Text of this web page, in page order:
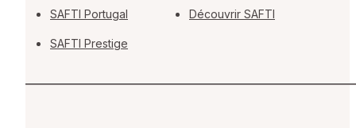
SAFTI Portugal
SAFTI Prestige
Découvrir SAFTI